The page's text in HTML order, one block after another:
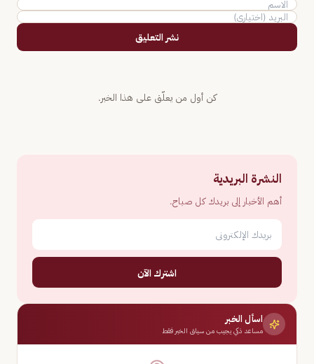
نشر التعليق
كن أول من يعلّق على هذا الخبر.
النشرة البريدية
أهم الأخبار إلى بريدك كل صباح.
اشترك الآن
اسأل الخبر
مساعد ذكي يجيب من سياق الخبر فقط